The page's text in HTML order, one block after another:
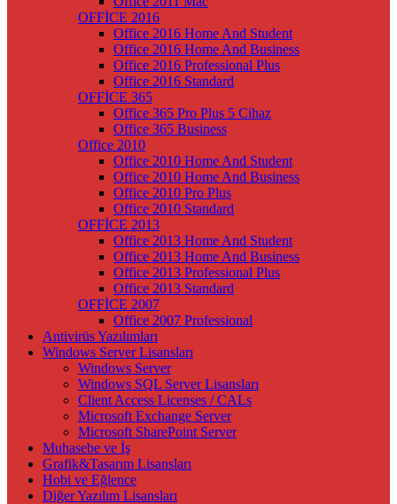
OFFİCE 2016
Office 2016 Home And Student
Office 2016 Home And Business
Office 2016 Professional Plus
Office 2016 Standard
OFFİCE 365
Office 365 Pro Plus 5 Cihaz
Office 365 Business
Office 2010
Office 2010 Home And Student
Office 2010 Home And Business
Office 2010 Pro Plus
Office 2010 Standard
OFFİCE 2013
Office 2013 Home And Student
Office 2013 Home And Business
Office 2013 Professional Plus
Office 2013 Standard
OFFİCE 2007
Office 2007 Professional
Antivirüs Yazılımları
Windows Server Lisansları
Windows Server
Windows SQL Server Lisansları
Client Access Licenses / CALs
Microsoft Exchange Server
Microsoft SharePoint Server
Muhasebe ve İş
Grafik&Tasarım Lisansları
Hobi ve Eğlence
Diğer Yazılım Lisansları